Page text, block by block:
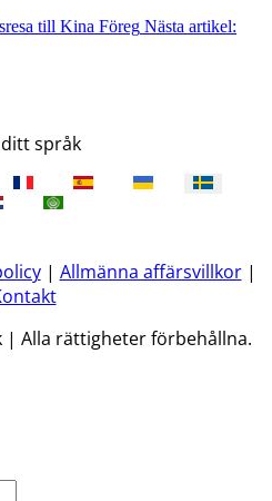
till Kina Föreg Nästa artikel:
språk
| Allmänna affärsvillkor|
| Alla rättigheter förbehållna.